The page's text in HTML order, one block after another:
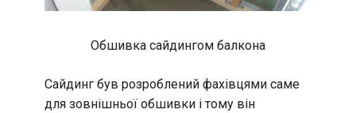
Обшивка сайдингом балкона
Сайдинг був розроблений фахівцями саме
для зовнішньої обшивки і тому він